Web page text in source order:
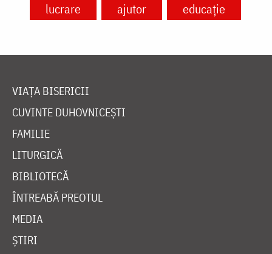
lucrare
ajutor educație
VIAȚA BISERICII
CUVINTE DUHOVNICEȘTI
FAMILIE
LITURGICĂ
BIBLIOTECĂ
ÎNTREABĂ PREOTUL
MEDIA
ȘTIRI